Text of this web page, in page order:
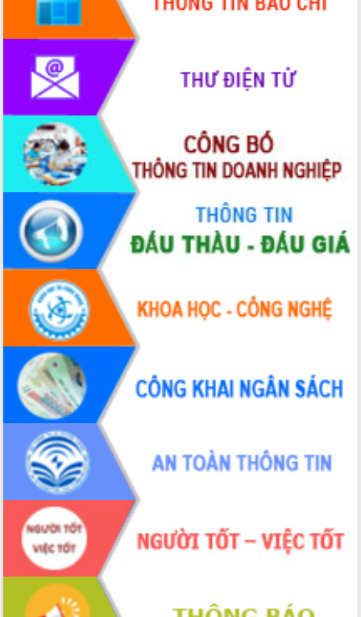
Bệnh án điện tử thúc đẩy chuyển đổi
số y tế tại Đắk Lắk
Chuyển đổi số thư viện: Mở rộng
không gian tri thức trong thời đại số
Đánh giá, rút kinh nghiệm công tác tổ
chức diễn tập trước ngày bầu cử
Chương trình “Gặp gỡ hữu nghị –
Friendship Meeting New Year 2026”
Bầu cử Quốc hội và HĐND: Cử tri Đắk
Lắk gửi gắm niềm tin, kỳ vọng vào lá
phiếu
Đắk Lắk sẵn sàng các điều kiện cho
Ngày hội bầu cử đại biểu Quốc hội
khóa XVI và HĐND các cấp nhiệm kỳ
2026-2031
Đảm bảo cuộc bầu cử đại biểu Quốc
hội và đại biểu HĐND các cấp diễn ra
an toàn, hiệu quả, đúng quy định
Thủ tướng Chính phủ Phạm Minh Chính
kiểm tra, chỉ đạo hoàn thành các dự
án cao tốc và thăm khu tái định cư tại
Đắk Lắk
Sôi nổi Hội đua ngựa truyền thống Gò
Thì Thùng mừng Xuân Bính Ngọ 2026
Lãnh đạo tỉnh dâng hương tưởng niệm
tại Đập Đồng Cam đầu Xuân Bính Ngọ
Ngành nông nghiệp phấn đấu tăng
trưởng đạt 5,86% trong năm 2026
UBND tỉnh Đắk Lắk triển khai công tác
quốc phòng, quân sự địa phương năm
2026
Đắk Lắk tập trung toàn lực khắc phục
tồn tại IUU, sẵn sàng làm việc với
Đoàn thanh tra EC
Chủ tịch UBND tỉnh Tạ Anh Tuấn thăm,